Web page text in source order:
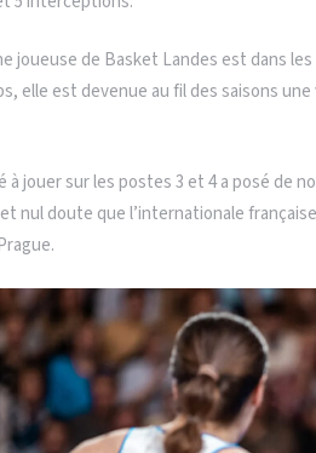
joueuse de Basket Landes est dans
elle est devenue au fil des saisons
à jouer sur les postes 3 et 4 a posé de
nul doute que l’internationale